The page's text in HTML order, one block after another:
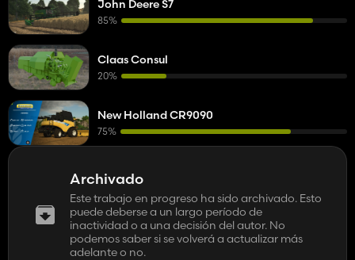
Archivado
Este trabajo en progreso ha sido archivado. Esto
puede deberse a un largo período de
inactividad o a una decisión del autor. No
podemos saber si se volverá a actualizar más
adelante o no.
John Deere S7
85%
Claas Consul
20%
New Holland CR9090
75%